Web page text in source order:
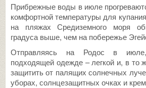
Прибрежные воды в июле
комфортной температуры для
на пляжах Средиземного моря
градуса выше, чем на побережье
Отправляясь на Родос в
подходящей одежде – легкой и, в то
защитить от палящих солнечных
уборах, солнцезащитных очках и